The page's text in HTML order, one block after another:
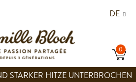
DE
STARKER HITZE UNTERBROCHEN